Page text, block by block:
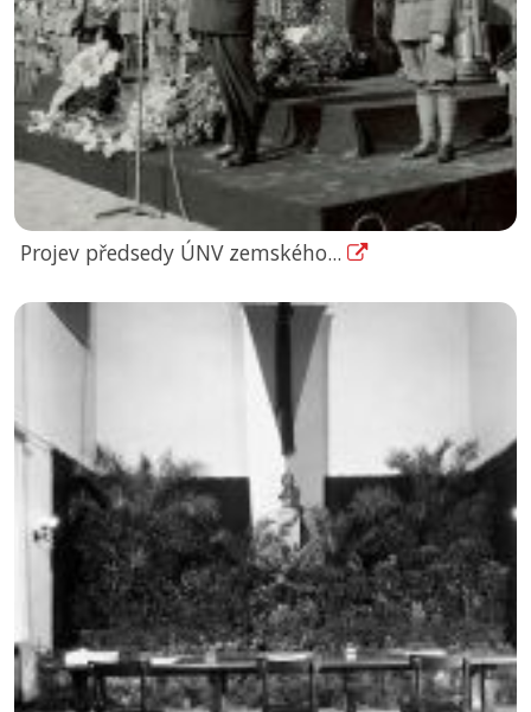
Projev předsedy ÚNV zemského...